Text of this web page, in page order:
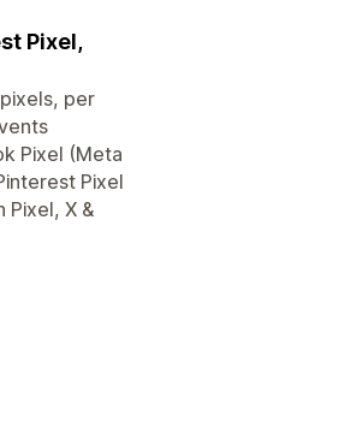
Pixel,
per
Pixel (Meta
Pixel
Pixel, X &